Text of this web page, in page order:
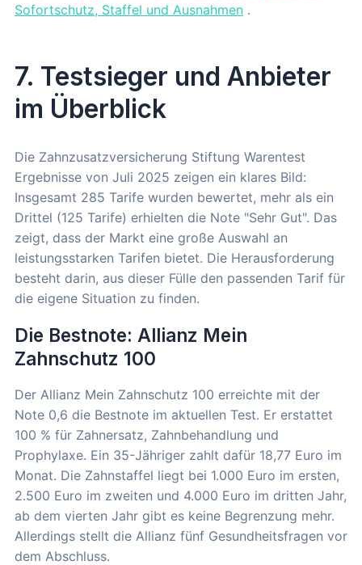
Sofortschutz, Staffel und Ausnahmen .
7. Testsieger und Anbieter
im Überblick
Die Zahnzusatzversicherung Stiftung Warentest
Ergebnisse von Juli 2025 zeigen ein klares Bild:
Insgesamt 285 Tarife wurden bewertet, mehr als ein
Drittel (125 Tarife) erhielten die Note "Sehr Gut". Das
zeigt, dass der Markt eine große Auswahl an
leistungsstarken Tarifen bietet. Die Herausforderung
besteht darin, aus dieser Fülle den passenden Tarif für
die eigene Situation zu finden.
Die Bestnote: Allianz Mein
Zahnschutz 100
Der Allianz Mein Zahnschutz 100 erreichte mit der
Note 0,6 die Bestnote im aktuellen Test. Er erstattet
100 % für Zahnersatz, Zahnbehandlung und
Prophylaxe. Ein 35-Jähriger zahlt dafür 18,77 Euro im
Monat. Die Zahnstaffel liegt bei 1.000 Euro im ersten,
2.500 Euro im zweiten und 4.000 Euro im dritten Jahr,
ab dem vierten Jahr gibt es keine Begrenzung mehr.
Allerdings stellt die Allianz fünf Gesundheitsfragen vor
dem Abschluss.